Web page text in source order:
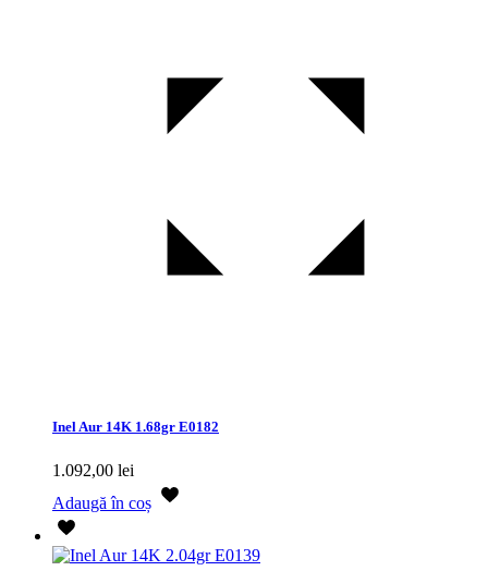
Inel Aur 14K 1.68gr E0182
1.092,00 lei
Adaugă în coș